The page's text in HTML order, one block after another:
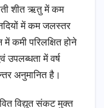
शीत ऋतु में कम
में कम जलस्तर
परिलक्षित होने
उपलब्धता में वर्ष
अनुमानित है।
विद्युत संकट मुक्त